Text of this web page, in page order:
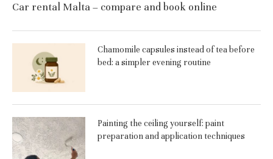
Car rental Malta – compare and book online
Chamomile capsules instead of tea before
bed: a simpler evening routine
Painting the ceiling yourself: paint
preparation and application techniques